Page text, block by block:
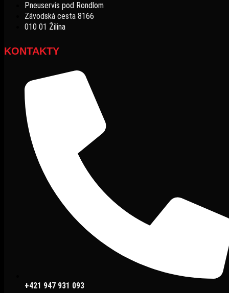
Pneuservis pod Rondlom
Závodská cesta 8166
010 01 Žilina
KONTAKTY
+421 947 931 093